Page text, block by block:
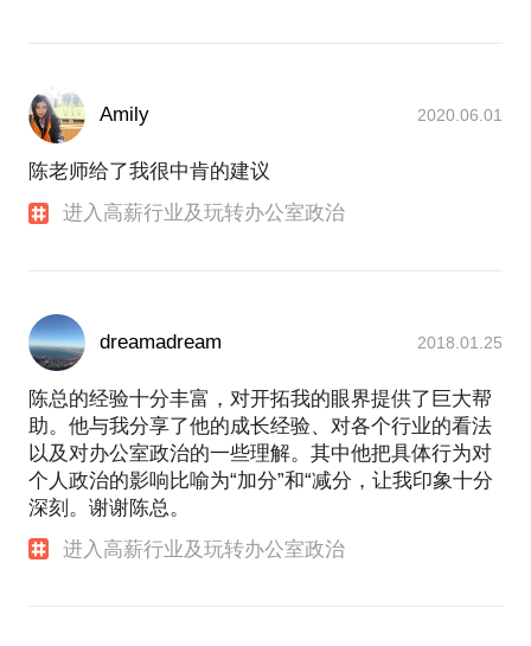
Amily 2020.06.01
陈老师给了我很中肯的建议
进入高薪行业及玩转办公室政治
dreamadream 2018.01.25
陈总的经验十分丰富，对开拓我的眼界提供了巨大帮
助。他与我分享了他的成长经验、对各个行业的看法
以及对办公室政治的一些理解。其中他把具体行为对
个人政治的影响比喻为“加分”和“减分，让我印象十分
深刻。谢谢陈总。
进入高薪行业及玩转办公室政治